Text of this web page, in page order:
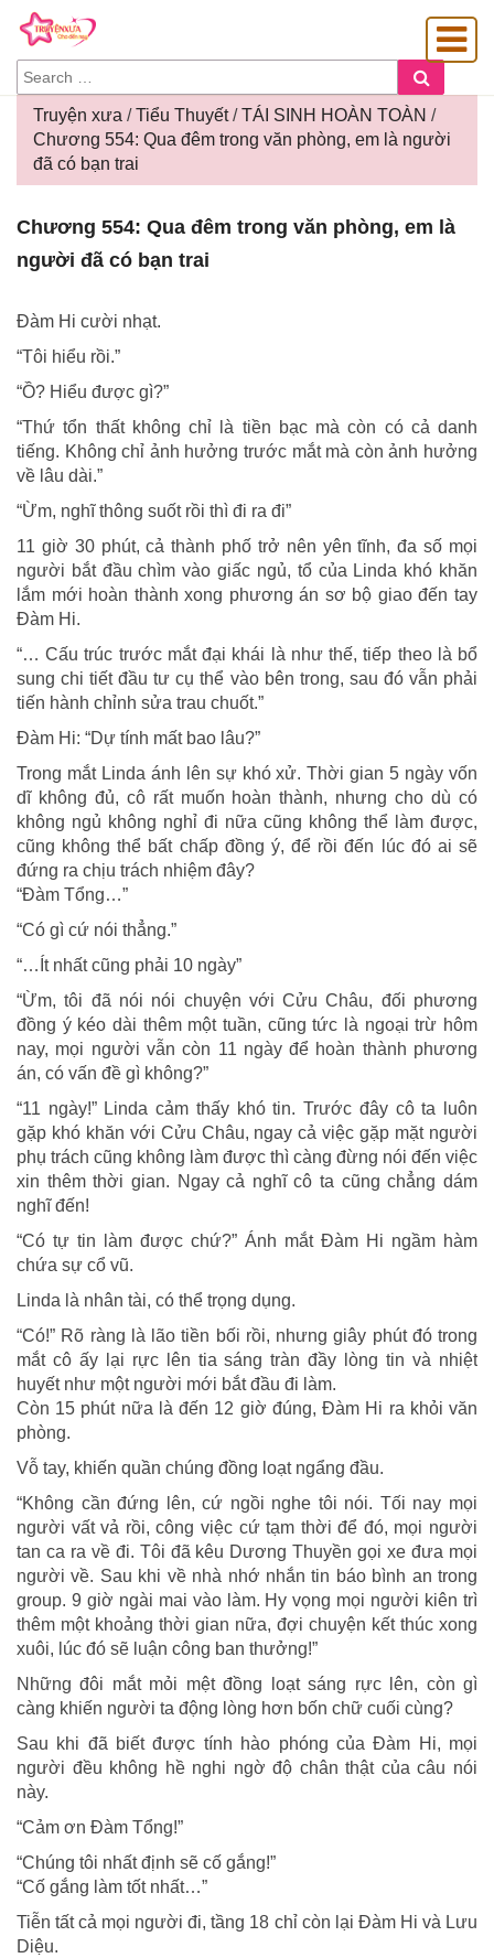
SEARCH
FOR:
GIA
Truyện xưa /Tiểu Thuyết/TÁI SINH HOÀN TOÀN /
Chương 554: Qua đêm trong văn phòng, em là người
đã có bạn trai
554:
người
đã
bạn
Chương 554: Qua đêm trong văn phòng, em là
người đã có bạn trai
Đàm Hi cười nhạt.
“Tôi hiểu rồi.”
“Ồ? Hiểu được gì?”
“Thứ tổn thất không chỉ là tiền bạc mà còn có cả danh
tiếng. Không chỉ ảnh hưởng trước mắt mà còn ảnh hưởng
về lâu dài.”
“Ừm, nghĩ thông suốt rồi thì đi ra đi”
11 giờ 30 phút, cả thành phố trở nên yên tĩnh, đa số mọi
người bắt đầu chìm vào giấc ngủ, tổ của Linda khó khăn
lắm mới hoàn thành xong phương án sơ bộ giao đến tay
Đàm Hi.
“… Cấu trúc trước mắt đại khái là như thế, tiếp theo là bổ
sung chi tiết đầu tư cụ thể vào bên trong, sau đó vẫn phải
tiến hành chỉnh sửa trau chuốt.”
Đàm Hi: “Dự tính mất bao lâu?”
Trong mắt Linda ánh lên sự khó xử. Thời gian 5 ngày vốn
dĩ không đủ, cô rất muốn hoàn thành, nhưng cho dù có
không ngủ không nghỉ đi nữa cũng không thể làm được,
cũng không thể bất chấp đồng ý, để rồi đến lúc đó ai sẽ
đứng ra chịu trách nhiệm đây?
“Đàm Tổng…”
“Có gì cứ nói thẳng.”
“…Ít nhất cũng phải 10 ngày”
“Ừm, tôi đã nói nói chuyện với Cửu Châu, đối phương
đồng ý kéo dài thêm một tuần, cũng tức là ngoại trừ hôm
nay, mọi người vẫn còn 11 ngày để hoàn thành phương
án, có vấn đề gì không?”
“11 ngày!” Linda cảm thấy khó tin. Trước đây cô ta luôn
gặp khó khăn với Cửu Châu, ngay cả việc gặp mặt người
phụ trách cũng không làm được thì càng đừng nói đến việc
xin thêm thời gian. Ngay cả nghĩ cô ta cũng chẳng dám
nghĩ đến!
“Có tự tin làm được chứ?” Ánh mắt Đàm Hi ngầm hàm
chứa sự cổ vũ.
Linda là nhân tài, có thể trọng dụng.
“Có!” Rõ ràng là lão tiền bối rồi, nhưng giây phút đó trong
mắt cô ấy lại rực lên tia sáng tràn đầy lòng tin và nhiệt
huyết như một người mới bắt đầu đi làm.
Còn 15 phút nữa là đến 12 giờ đúng, Đàm Hi ra khỏi văn
phòng.
Vỗ tay, khiến quần chúng đồng loạt ngẩng đầu.
“Không cần đứng lên, cứ ngồi nghe tôi nói. Tối nay mọi
người vất vả rồi, công việc cứ tạm thời để đó, mọi người
tan ca ra về đi. Tôi đã kêu Dương Thuyền gọi xe đưa mọi
người về. Sau khi về nhà nhớ nhắn tin báo bình an trong
group. 9 giờ ngài mai vào làm. Hy vọng mọi người kiên trì
thêm một khoảng thời gian nữa, đợi chuyện kết thúc xong
xuôi, lúc đó sẽ luận công ban thưởng!”
Những đôi mắt mỏi mệt đồng loạt sáng rực lên, còn gì
càng khiến người ta động lòng hơn bốn chữ cuối cùng?
Sau khi đã biết được tính hào phóng của Đàm Hi, mọi
người đều không hề nghi ngờ độ chân thật của câu nói
này.
“Cảm ơn Đàm Tổng!”
“Chúng tôi nhất định sẽ cố gắng!”
“Cố gắng làm tốt nhất…”
Tiễn tất cả mọi người đi, tầng 18 chỉ còn lại Đàm Hi và Lưu
Diệu.